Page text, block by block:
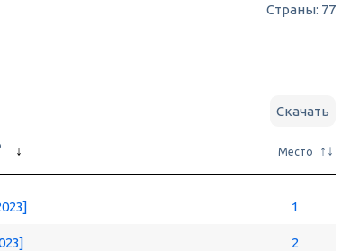
Страны: 77
Скачать
Место
1
2